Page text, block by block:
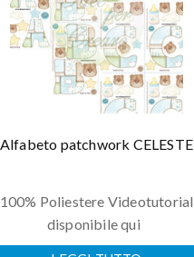
Alfabeto patchwork CELESTE
100% Poliestere Videotutorial
disponibile qui